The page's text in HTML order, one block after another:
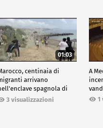
01:03
centinaia di
arrivano
spagnola di
3 visualizzazioni
A
1